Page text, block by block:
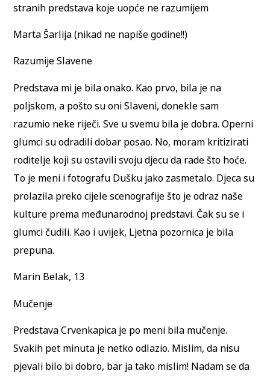
stranih predstava koje uopće ne razumijem
Marta Šarlija (nikad ne napiše godine!!)
Razumije Slavene
Predstava mi je bila onako. Kao prvo, bila je na
poljskom, a pošto su oni Slaveni, donekle sam
razumio neke riječi. Sve u svemu bila je dobra. Operni
glumci su odradili dobar posao. No, moram kritizirati
roditelje koji su ostavili svoju djecu da rade što hoće.
To je meni i fotografu Dušku jako zasmetalo. Djeca su
prolazila preko cijele scenografije što je odraz naše
kulture prema međunarodnoj predstavi. Čak su se i
glumci čudili. Kao i uvijek, Ljetna pozornica je bila
prepuna.
Marin Belak, 13
Mučenje
Predstava Crvenkapica je po meni bila mučenje.
Svakih pet minuta je netko odlazio. Mislim, da nisu
pjevali bilo bi dobro, bar ja tako mislim! Nadam se da